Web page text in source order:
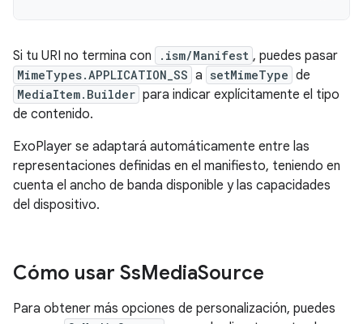
Si tu URI no termina con .ism/Manifest , puedes pasar
MimeTypes.APPLICATION_SS a setMimeType de
MediaItem.Builder para indicar explícitamente el tipo
de contenido.
ExoPlayer se adaptará automáticamente entre las
representaciones definidas en el manifiesto, teniendo en
cuenta el ancho de banda disponible y las capacidades
del dispositivo.
Cómo usar SsMediaSource
Para obtener más opciones de personalización, puedes